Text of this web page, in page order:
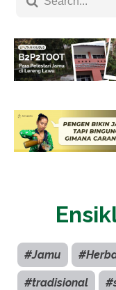
#Jamu
#tradisional